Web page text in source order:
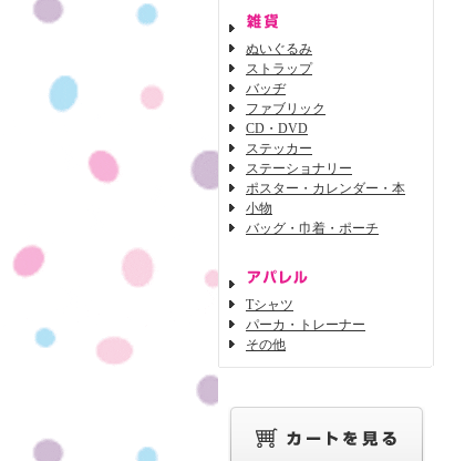
ぬいぐるみ
ストラップ
バッヂ
ファブリック
CD・DVD
ステッカー
ステーショナリー
ポスター・カレンダー・本
小物
バッグ・巾着・ポーチ
Tシャツ
パーカ・トレーナー
その他